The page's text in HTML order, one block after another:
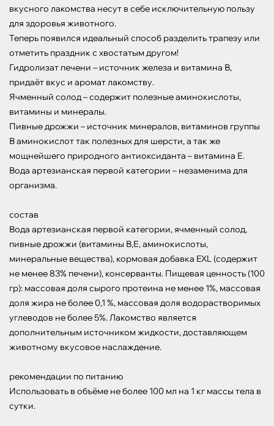
вкусного лакомства несут в себе исключительную пользу
для здоровья животного.
Теперь появился идеальный способ разделить трапезу или
отметить праздник с хвостатым другом!
Гидролизат печени – источник железа и витамина В,
придаёт вкус и аромат лакомству.
Ячменный солод – содержит полезные аминокислоты,
витамины и минералы.
Пивные дрожжи – источник минералов, витаминов группы
В аминокислот так полезных для шерсти, а так же
мощнейшего природного антиоксиданта – витамина Е.
Вода артезианская первой категории – незаменима для
организма.
состав
Вода артезианская первой категории, ячменный солод,
пивные дрожжи (витамины В,Е, аминокислоты,
минеральные вещества), кормовая добавка EXL (содержит
не менее 83% печени), консерванты. Пищевая ценность (100
гр): массовая доля сырого протеина не менее 1%, массовая
доля жира не более 0,1 %, массовая доля водорастворимых
углеводов не более 5%. Лакомство является
дополнительным источником жидкости, доставляющем
животному вкусовое наслаждение.
рекомендации по питанию
Использовать в объёме не более 100 мл на 1 кг массы тела в
сутки.